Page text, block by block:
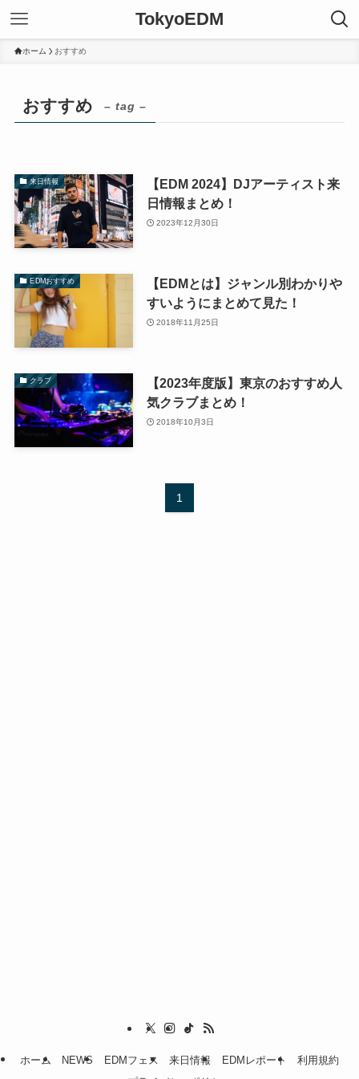
TokyoEDM
ホーム おすすめ
おすすめ – tag –
来日情報
【EDM 2024】DJアーティスト来
日情報まとめ！
2023年12月30日
EDMおすすめ
【EDMとは】ジャンル別わかりや
すいようにまとめて見た！
2018年11月25日
クラブ
【2023年度版】東京のおすすめ人
気クラブまとめ！
2018年10月3日
1
ホーム NEWS EDMフェス 来日情報 EDMレポート
利用規約